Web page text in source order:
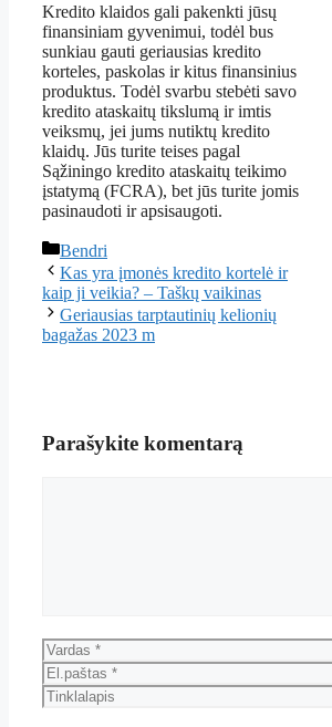
Kredito klaidos gali pakenkti jūsų
finansiniam gyvenimui, todėl bus
sunkiau gauti geriausias kredito
korteles, paskolas ir kitus finansinius
produktus. Todėl svarbu stebėti savo
kredito ataskaitų tikslumą ir imtis
veiksmų, jei jums nutiktų kredito
klaidų. Jūs turite teises pagal
Sąžiningo kredito ataskaitų teikimo
įstatymą (FCRA), bet jūs turite jomis
pasinaudoti ir apsisaugoti.
Kategorijos
Bendri
Kas yra įmonės kredito kortelė ir
kaip ji veikia? – Taškų vaikinas
Geriausias tarptautinių kelionių
bagažas 2023 m
Parašykite komentarą
Vardas
El.paštas
Tinklalapis